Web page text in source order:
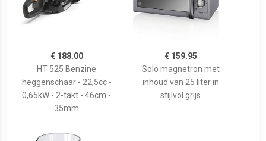
€ 188.00
HT 525 Benzine
heggenschaar - 22,5cc -
0,65kW - 2-takt - 46cm -
35mm
€ 159.95
Solo magnetron met
inhoud van 25 liter in
stijlvol grijs